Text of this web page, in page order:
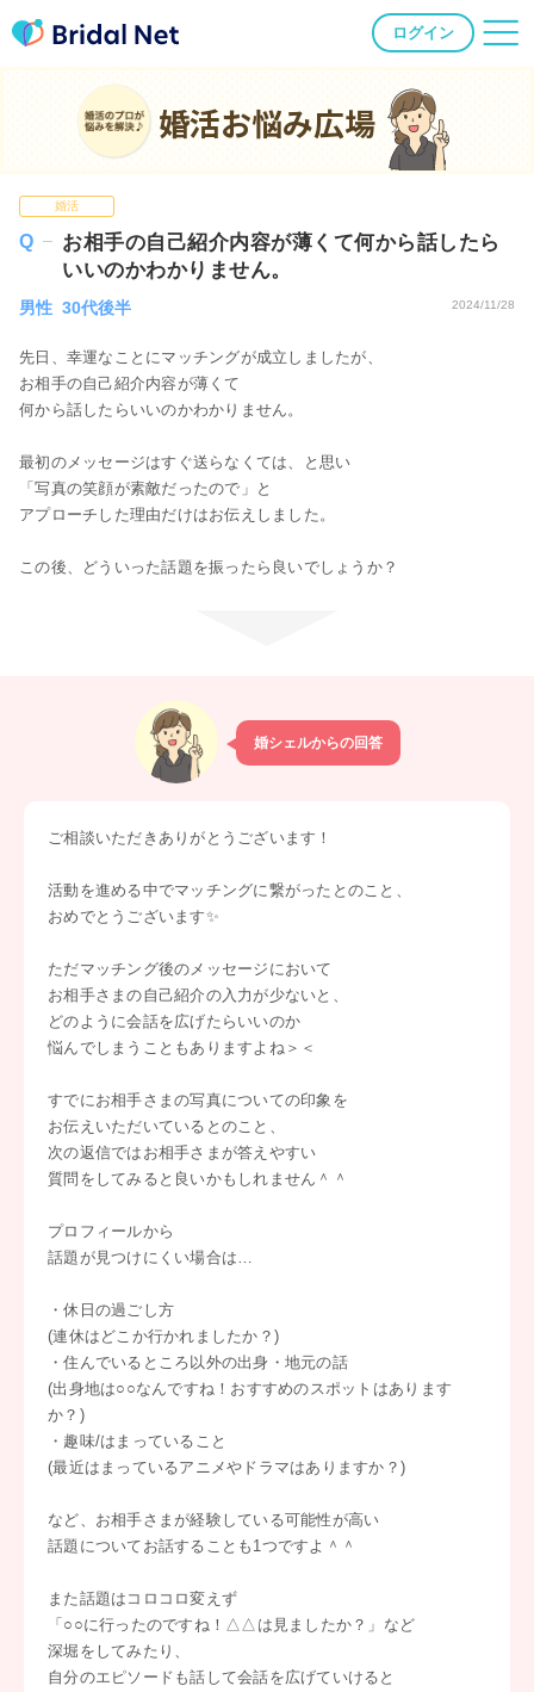
ログイン
婚活お悩み広場
婚活
お相手の自己紹介内容が薄くて何から話したら
いいのかわかりません。
男性 30代後半 2024/11/28
先日、幸運なことにマッチングが成立しましたが、
お相手の自己紹介内容が薄くて
何から話したらいいのかわかりません。
最初のメッセージはすぐ送らなくては、と思い
「写真の笑顔が素敵だったので」と
アプローチした理由だけはお伝えしました。
この後、どういった話題を振ったら良いでしょうか？
婚シェルからの回答
ご相談いただきありがとうございます！
活動を進める中でマッチングに繋がったとのこと、
おめでとうございます✨
ただマッチング後のメッセージにおいて
お相手さまの自己紹介の入力が少ないと、
どのように会話を広げたらいいのか
悩んでしまうこともありますよね＞＜
すでにお相手さまの写真についての印象を
お伝えいただいているとのこと、
次の返信ではお相手さまが答えやすい
質問をしてみると良いかもしれません＾＾
プロフィールから
話題が見つけにくい場合は…
・休日の過ごし方
(連休はどこか行かれましたか？)
・住んでいるところ以外の出身・地元の話
(出身地は○○なんですね！おすすめのスポットはあります
か？)
・趣味/はまっていること
(最近はまっているアニメやドラマはありますか？)
など、お相手さまが経験している可能性が高い
話題についてお話することも1つですよ＾＾
また話題はコロコロ変えず
「○○に行ったのですね！△△は見ましたか？」など
深堀をしてみたり、
自分のエピソードも話して会話を広げていけると